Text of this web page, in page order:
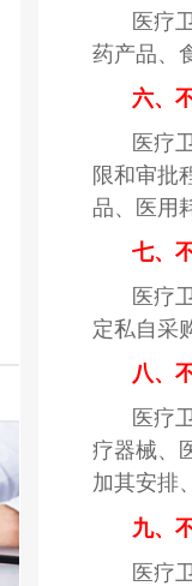
医疗
药产品、
六、
医疗
限和审批
品、医用
七、
医疗
定私自采
八、
医疗
疗器械、
加其安排
九、
医疗